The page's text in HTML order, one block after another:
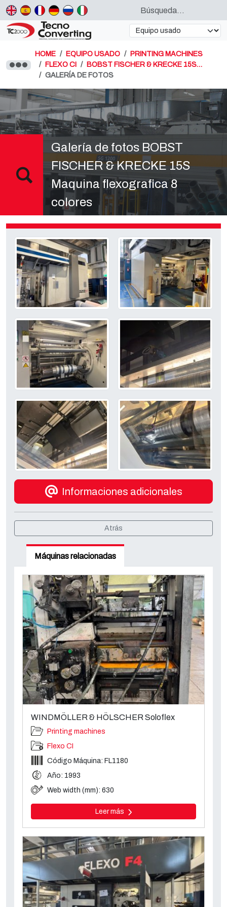
HOME EQUIPO USADO
PRINTING MACHINES
FLEXO CI
BOBST FISCHER & KRECKE 15S…
GALERÍA DE FOTOS
Galería de fotos BOBST
FISCHER & KRECKE 15S
Maquina flexografica 8
colores
Informaciones adicionales
Atrás
Máquinas relacionadas
WINDMÖLLER & HÖLSCHER Soloflex
Printing machines
Flexo CI
Código Máquina: FL1180
Año: 1993
Web width (mm): 630
Leer más